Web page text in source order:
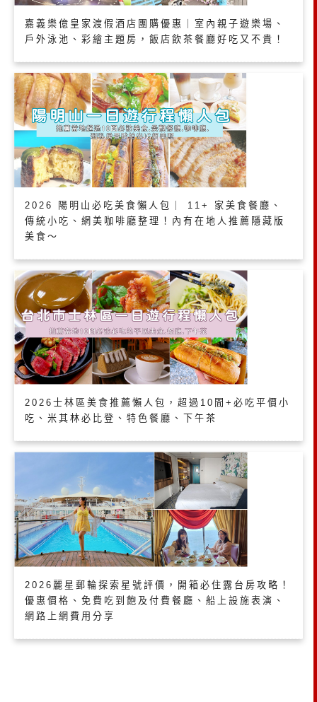
嘉義樂億皇家渡假酒店團購優惠｜室內親子遊樂場、
戶外泳池、彩繪主題房，飯店飲茶餐廳好吃又不貴！
2026 陽明山必吃美食懶人包｜ 11+ 家美食餐廳、
傳統小吃、網美咖啡廳整理！內有在地人推薦隱藏版
美食～
2026士林區美食推薦懶人包，超過10間+必吃平價小
吃、米其林必比登、特色餐廳、下午茶
2026麗星郵輪探索星號評價，開箱必住露台房攻略！
優惠價格、免費吃到飽及付費餐廳、船上設施表演、
網路上網費用分享